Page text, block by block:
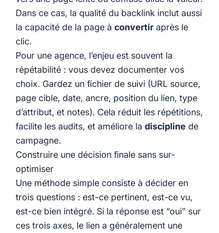
Dans ce cas, la qualité du backlink inclut aussi
la capacité de la page à convertir après le
clic.
Pour une agence, l’enjeu est souvent la
répétabilité : vous devez documenter vos
choix. Gardez un fichier de suivi (URL source,
page cible, date, ancre, position du lien, type
d’attribut, et notes). Cela réduit les répétitions,
facilite les audits, et améliore la discipline de
campagne.
Construire une décision finale sans sur-
optimiser
Une méthode simple consiste à décider en
trois questions : est-ce pertinent, est-ce vu,
est-ce bien intégré. Si la réponse est “oui” sur
ces trois axes, le lien a généralement une